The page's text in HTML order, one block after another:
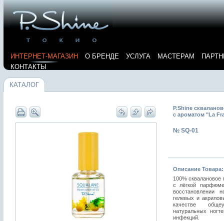
ИНТЕРНЕТ-МАГАЗИН О БРЕНДЕ УСЛУГА МАСТЕРАМ
КОНТАКТЫ
КАТАЛОГ
P.Shine
с ароматом "La
№ SQ-01
Описание Товара:
100%
с лёгкой
восстановлении
гелевых и
качестве
натуральных
инфекций.